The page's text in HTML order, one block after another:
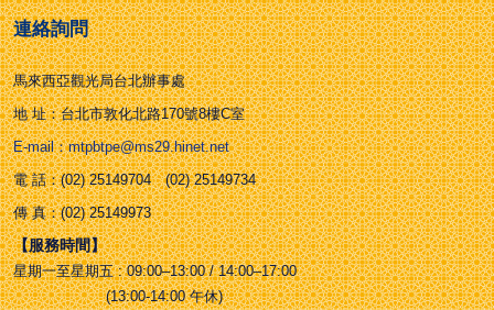
連絡詢問
馬來西亞觀光局台北辦事處
地 址：台北市敦化北路170號8樓C室
E-mail：mtpbtpe@ms29.hinet.net
電 話：(02) 25149704 (02) 25149734
傳 真：(02) 25149973
【服務時間】
星期一至星期五 : 09:00–13:00 / 14:00–17:00
(13:00-14:00 午休)